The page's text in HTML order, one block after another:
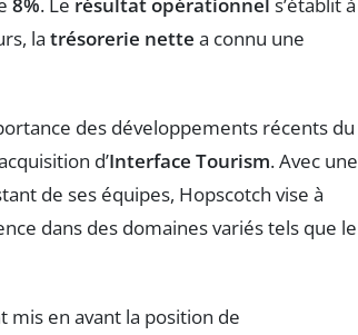
la trésorerie nette a connu une
des développements récents du
d’Interface Tourism. Avec une
de ses équipes, Hopscotch vise à
dans des domaines variés tels que le
mis en avant la position de